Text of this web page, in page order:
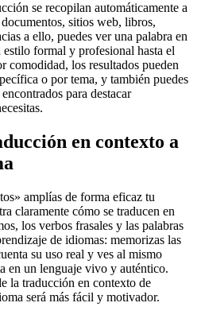
se recopilan automáticamente a
sitios web, libros,
a ello, puedes ver una palabra en
estilo formal y profesional hasta el
comodidad, los resultados pueden
o por tema, y también puedes
para destacar
en contexto a
amplías de forma eficaz tu
claramente cómo se traducen en
los verbos frasales y las palabras
de idiomas: memorizas las
su uso real y ves al mismo
en un lenguaje vivo y auténtico.
la traducción en contexto de
será más fácil y motivador.